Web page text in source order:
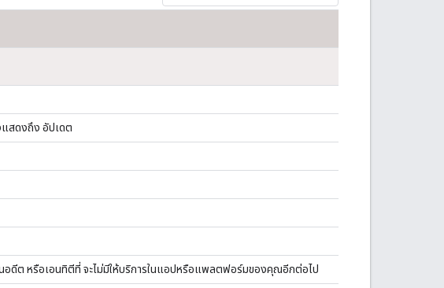
สดงถึง อัปเดต
อดีต หรือเอนทิตีที่ จะไม่มีให้บริการในแอปหรือแพลตฟอร์มของคุณอีกต่อไป